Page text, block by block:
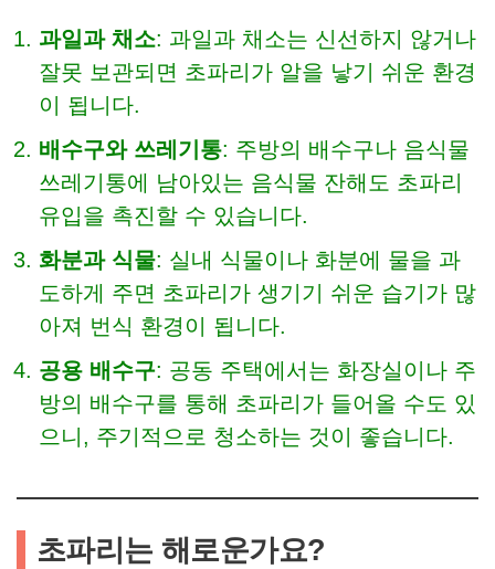
과일과 채소: 과일과 채소는 신선하지 않거나
잘못 보관되면 초파리가 알을 낳기 쉬운 환경
이 됩니다.
배수구와 쓰레기통: 주방의 배수구나 음식물
쓰레기통에 남아있는 음식물 잔해도 초파리
유입을 촉진할 수 있습니다.
화분과 식물: 실내 식물이나 화분에 물을 과
도하게 주면 초파리가 생기기 쉬운 습기가 많
아져 번식 환경이 됩니다.
공용 배수구: 공동 주택에서는 화장실이나 주
방의 배수구를 통해 초파리가 들어올 수도 있
으니, 주기적으로 청소하는 것이 좋습니다.
초파리는 해로운가요?